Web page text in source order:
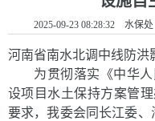
2025-09-23 08:28:32 水保
河南省南水北调中线防洪
为贯彻落实《中华
设项目水土保持方案管
要求，我委会同长江委、